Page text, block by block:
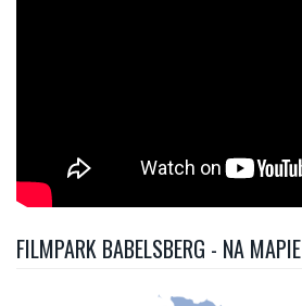
FILMPARK BABELSBERG - NA MAPIE